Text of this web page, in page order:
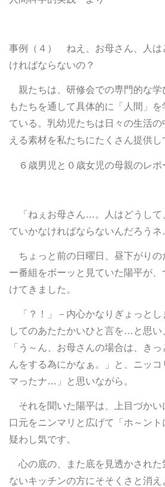
事例（４） ねえ、お母さん、人は
ければならないの？
親たちは、研修会での専門的な学
もたちを通して具体的に「人間」
ている。乳幼児たちは日々の生活
える素材を私たちにたくさん提供し
６歳男児と０歳女児の母親のレポ
「ねぇお母さん…。人はどうして
ていかなければならないんだろうネ
ちょっと前の日曜日、昼下がりの
ー番組をボーッと見ていた陽平が
けてきました。
「？！」－内心かなりぎょっとし
してのあたたかいひと言を…と思い
「う～ん、お母さんの場合は、き
んをする為にかなぁ。」と、ニッ
マったナ…」と思いながら。
それを聞いた陽平は、上目づかい
口元をニンマリと広げて「ホ～ン
疑わし気です。
心の底の、また底を見透かされた
ないキッチンの方にそそくさと消